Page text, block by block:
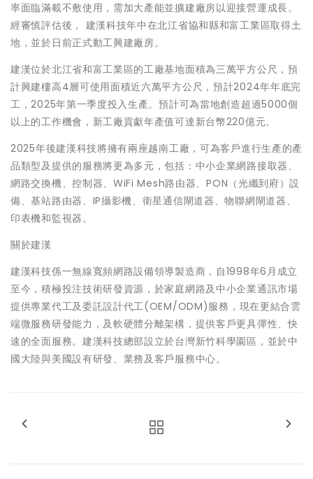
率面臨滿載不敷使用，需加大產能並擴建廠房以迎接營運成長。
經審慎評估後， 建漢科技年中在北江省協和縣和富工業區取得土
地，並於日前正式動工興建廠房。
建漢位於北江省和富工業區的工廠基地面積為三萬平方公尺，預
計興建樓高4層可使用面積近六萬平方公尺，預計2024年年底完
工，2025年第一季度投入生產。預計可為當地創造超過5000個
以上的工作機會，新工廠貢獻年產值可達新台幣220億元。
2025年後建漢科技將擁有兩座越南工廠，可為客戶進行生產的產
品類型及提供的服務將更為多元，包括：中小企業網路接取器、
網路交換機、控制器、WiFi Mesh路由器、PON（光纖到府）設
備、基站路由器、IP攝影機、衛星通信閘道器、物聯網閘道器、
印表機和監視器。
關於建漢
建漢科技係一無線寬頻網路設備領導製造商，自1998年6月成立
至今，積極投注技術研發資源，於家庭網路及中小企業通訊市場
提供專業代工及委託設計代工(OEM/ODM)服務，現在更結合雲
端微服務研發能力，及軟硬體分離架構，提供客戶更具彈性、快
速的全面服務。建漢科技總部設立於台灣新竹科學園區，並於中
國大陸與美國設有研發、業務及客戶服務中心。